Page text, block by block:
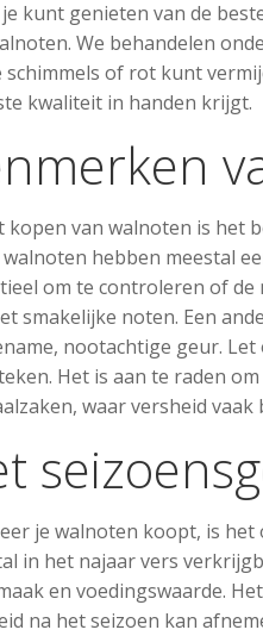
kunt genieten van de
We behandelen
schimmels of rot kunt
kwaliteit in handen krijgt.
kopen van walnoten is het
hebben meestal
om te controleren of
smakelijke noten. Een
nootachtige geur.
Het is aan te raden
waar versheid
je walnoten koopt, is
in het najaar vers
en voedingswaarde.
na het seizoen kan